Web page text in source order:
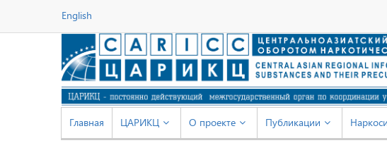
English
Главная ЦАРИКЦ О проекте Публикации